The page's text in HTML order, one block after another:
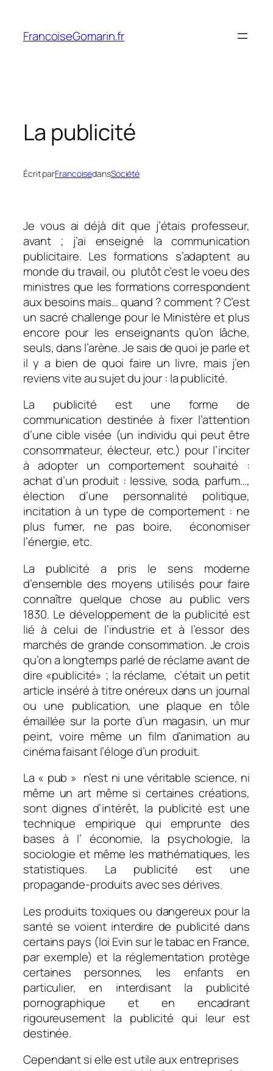
contenu
FrancoiseGomarin.fr
La publicité
Écrit parFrancoisedansSociété
Je vous ai déjà dit que j’étais professeur,
avant ; j’ai enseigné la communication
publicitaire. Les formations s’adaptent au
monde du travail, ou plutôt c’est le voeu des
ministres que les formations correspondent
aux besoins mais… quand ? comment ?C’est
un sacré challenge pour le Ministère et plus
encore pour les enseignants qu’on lâche,
seuls, dans l’arène. Je sais de quoi je parle et
il y a bien de quoi faire un livre, mais j’en
reviens vite au sujet du jour : la publicité.
La publicité est une forme de
communication destinée à fixer l’attention
d’une cible visée (un individu qui peut être
consommateur, électeur, etc.) pour l’inciter
à adopter un comportement souhaité :
achat d’un produit : lessive, soda, parfum…,
élection d’une personnalité politique,
incitation à un type de comportement : ne
plus fumer, ne pas boire, économiser
l’énergie, etc.
La publicité a pris le sens moderne
d’ensemble des moyens utilisés pour faire
connaître quelque chose au public vers
1830. Le développement de la publicité est
lié à celui de l’industrie et à l’essor des
marchés de grande consommation. Je crois
qu’on a longtemps parlé de réclame avant de
dire «publicité» ; la réclame, c’était un petit
article inséré à titre onéreux dans un journal
ou une publication, une plaque en tôle
émaillée sur la porte d’un magasin, un mur
peint, voire même un film d’animation au
cinéma faisant l’éloge d’un produit.
La « pub » n’est ni une véritable science, ni
même un art même si certaines créations,
sont dignes d’intérêt, la publicité est une
technique empirique qui emprunte des
bases à l’ économie, la psychologie, la
sociologie et même les mathématiques, les
statistiques. La publicité est une
propagande-produits avec ses dérives.
Les produits toxiques ou dangereux pour la
santé se voient interdire de publicité dans
certains pays (loi Evin sur le tabac en France,
par exemple) et la réglementation protège
certaines personnes, les enfants en
particulier, en interdisant la publicité
pornographique et en encadrant
rigoureusement la publicité qui leur est
destinée.
Cependant si elle est utile aux entreprises